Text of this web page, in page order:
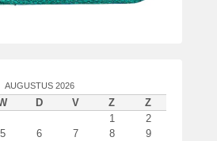
AUGUSTUS 2026
D V Z
Z
1
2
5 6 7 8
9